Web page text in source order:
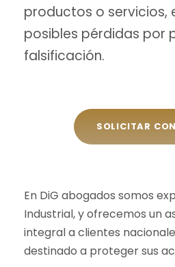
productos o servicios,
posibles pérdidas por
falsificación.
SOLICITAR
En DiG abogados somos
Industrial, y ofrecemos un
integral a clientes
destinado a proteger sus